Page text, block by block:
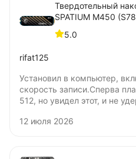
Твердотельный
SPATIUM M450
5.0
rifat125
Установил в компьютер,
скорость записи.Сперва
512, но увидел этот, и не
только, бумажную наклейку
12 июля 2026